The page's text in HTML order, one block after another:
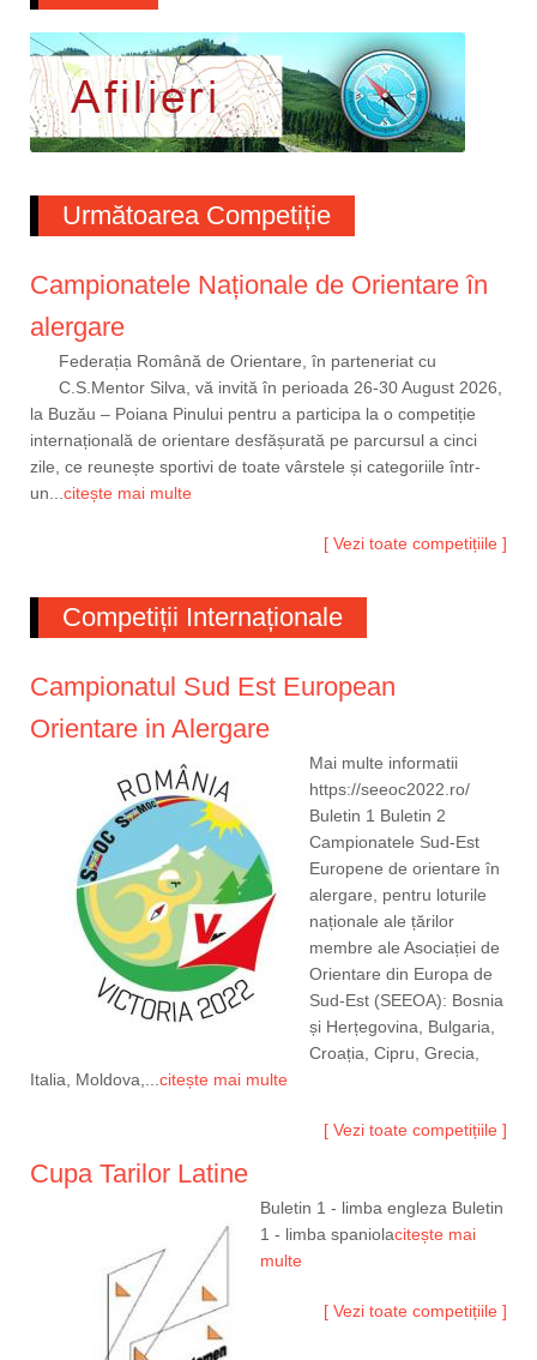
Următoarea Competiție
Campionatele Naționale de Orientare în
alergare
Federația Română de Orientare, în parteneriat cu
C.S.Mentor Silva, vă invită în perioada 26-30 August 2026,
la Buzău – Poiana Pinului pentru a participa la o competiție
internațională de orientare desfășurată pe parcursul a cinci
zile, ce reunește sportivi de toate vârstele și categoriile într-
un... citește mai multe
[ Vezi toate competițiile ]
Competiții Internaționale
Campionatul Sud Est European
Orientare in Alergare
Mai multe informatii
https://seeoc2022.ro/
Buletin 1 Buletin 2
Campionatele Sud-Est
Europene de orientare în
alergare, pentru loturile
naționale ale țărilor
membre ale Asociației de
Orientare din Europa de
Sud-Est (SEEOA): Bosnia
și Herțegovina, Bulgaria,
Croația, Cipru, Grecia,
Italia, Moldova,... citește mai multe
[ Vezi toate competițiile ]
Cupa Tarilor Latine
Buletin 1 - limba engleza Buletin
1 - limba spaniolacitește mai
multe
[ Vezi toate competițiile ]